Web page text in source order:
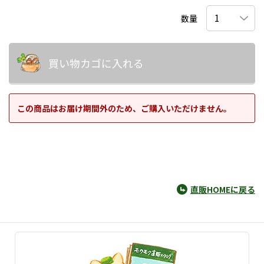
数量
買い物カゴに入れる
この商品はお届け期間外のため、ご購入いただけません。
直販HOMEに戻る